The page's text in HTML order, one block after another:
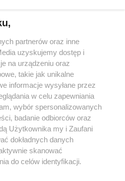
nie może być powielany i
w jakikolwiek sposób (w
na jakimkolwiek polu
włącznie z umieszczaniem w
praw. Jakiekolwiek użycie lub
lub w części z naruszeniem prawa,
pod groźbą kary i może być
partnerów oraz inne
uzyskujemy dostęp i
na urządzeniu oraz
takie jak unikalne
informacje wysyłane przez
w celu zapewniania
wybór spersonalizowanych
badanie odbiorców oraz
Użytkownika my i Zaufani
dokładnych danych
skanować
do celów identyfikacji.